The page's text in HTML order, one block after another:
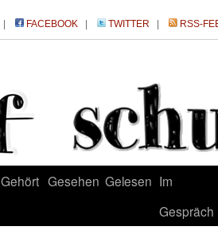
FACEBOOK TWITTER RSS-
Gehört Gesehen Gelesen Im
Gespräch